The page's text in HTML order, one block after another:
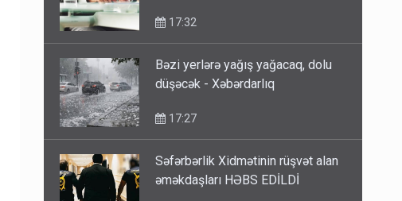
hüquq və vəzifələr verilib
Kartdan karta istədiyiniz qədər
11:06
17:32
Bəzi yerlərə yağış yağacaq, dolu
düşəcək - Xəbərdarlıq
17:27
Səfərbərlik Xidmətinin rüşvət alan
əməkdaşları HƏBS EDİLDİ